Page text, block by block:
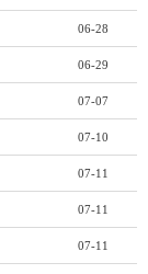
06-28
06-29
07-07
07-10
07-11
07-11
07-11